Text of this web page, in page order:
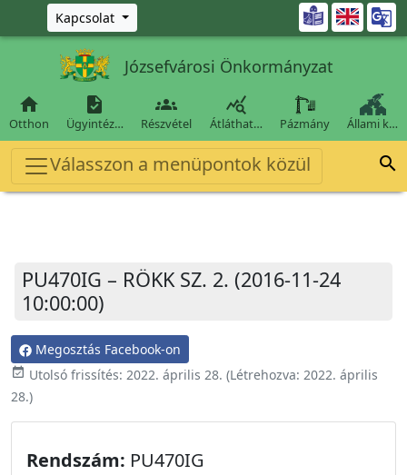
Ugrás a fő tartalomra
Kapcsolat 
Józsefvárosi Önkormányzat

Otthon

Ügyintéz…

Részvétel

Átláthat… Pázmány Állami k…
Válasszon a menüpontok közül 
PU470IG – RÖKK SZ. 2. (2016-11-24
10:00:00)
Megosztás Facebook-on
event_available Utolsó frissítés: 2022. április 28. (Létrehozva: 2022. április
28.)
Rendszám: PU470IG